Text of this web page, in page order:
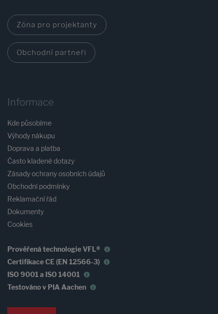
Zóna pro projektanty
Obchodní partneři
Informace
Kde působíme
Výhody nákupu
Doprava a platba
Často kladené dotazy
Zásady ochrany osobních údajů
Obchodní podmínky
Reklamační řád
Dokumenty
Cookies
Prověřená technologie VFL®
Certifikace CE (EN 12566-3)
ISO 9001 a ISO 14001
Testováno v PIA Aachen